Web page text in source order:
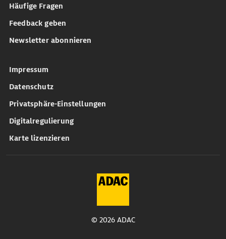
Häufige Fragen
Feedback geben
Newsletter abonnieren
Impressum
Datenschutz
Privatsphäre-Einstellungen
Digitalregulierung
Karte lizenzieren
© 2026 ADAC